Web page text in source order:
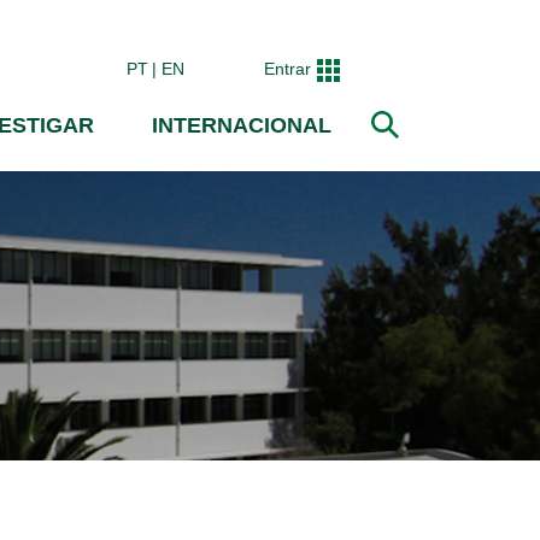
PT EN Entrar
INTERNACIONAL